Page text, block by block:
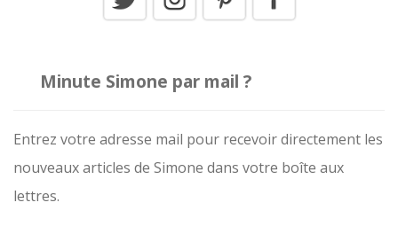
Minute Simone par mail ?
Entrez votre adresse mail pour recevoir directement les
nouveaux articles de Simone dans votre boîte aux
lettres.